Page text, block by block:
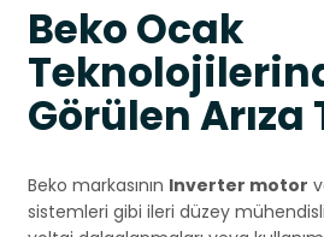
Beko Ocak
Görülen
Beko markasının Inverter motor
sistemleri gibi ileri düzey